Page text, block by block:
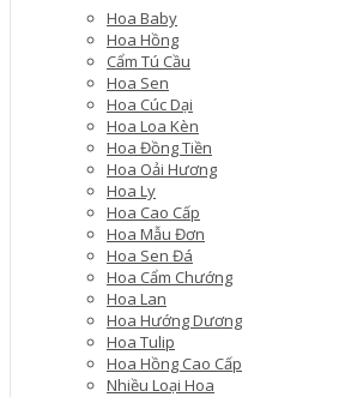
Hoa Baby
Hoa Hồng
Cẩm Tú Cầu
Hoa Sen
Hoa Cúc Dại
Hoa Loa Kèn
Hoa Đồng Tiền
Hoa Oải Hương
Hoa Ly
Hoa Cao Cấp
Hoa Mẫu Đơn
Hoa Sen Đá
Hoa Cẩm Chướng
Hoa Lan
Hoa Hướng Dương
Hoa Tulip
Hoa Hồng Cao Cấp
Nhiều Loại Hoa